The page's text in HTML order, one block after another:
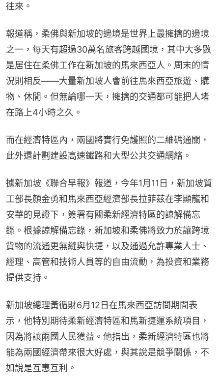
往來。
報道稱，柔佛與新加坡的邊境是世界上最擁擠的邊境
之一，每天有超過30萬名旅客跨越國境，其中大多數
是居住在柔佛工作在新加坡的馬來西亞人。周末的情
況則相反——大量新加坡人會前往馬來西亞旅遊、購
物、休閒。但無論哪一天，擁擠的交通都可能把人堵
在路上4小時之久。
而在經濟特區內，兩國將實行免護照的二維碼通關，
此外還計劃建設高速鐵路和大型公共交通網絡。
據新加坡《聯合早報》報道，今年1月11日，新加坡貿
工部長顏金勇和馬來西亞經濟部長拉菲茲在李顯龍和
安華的見證下，簽署有關柔新經濟特區的諒解備忘
錄。根據諒解備忘錄，新加坡和柔佛將致力於讓跨境
貨物的流通更無縫與快捷，以及通過允許專業人士、
經理、高管和技術人員等的自由流動，為投資和業務
提供支持。
新加坡總理黃循財6月12日在馬來西亞訪問期間表
示，他特別期待柔新經濟特區和馬新捷運系統項目，
因為將讓兩國人民獲益。他指出，柔新經濟特區也將
能為兩國經濟帶來很大好處，與其說是競爭關係，不
如說是互惠互利。